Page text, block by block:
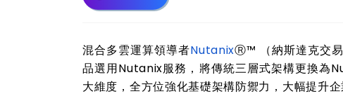
混合多雲運算領導者NutanixⓇ™ （納斯達克交
品選用Nutanix服務，將傳統三層式架構更換為
大維度，全方位強化基礎架構防禦力，大幅提升企